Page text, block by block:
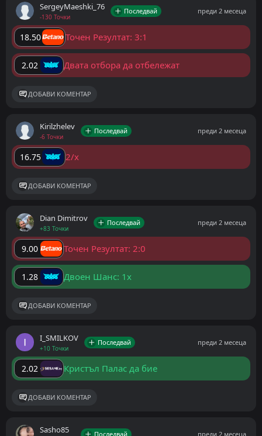
SergeyMaeshki_76
-130 Точки
Последвай преди 2 месеца
18.50 Точен Резултат: 3:1
2.02 Двата отбора да отбележат
ДОБАВИ КОМЕНТАР
Kirilzhelev
-6 Точки
Последвай преди 2 месеца
16.75 2/x
ДОБАВИ КОМЕНТАР
Dian Dimitrov
+83 Точки
Последвай преди 2 месеца
9.00 Точен Резултат: 2:0
1.28 Двоен Шанс: 1x
ДОБАВИ КОМЕНТАР
I_SMILKOV
+10 Точки
Последвай преди 2 месеца
2.02 Кристъл Палас да бие
ДОБАВИ КОМЕНТАР
Sasho85 Последвай преди 2 месеца